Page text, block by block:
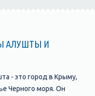
АЛУШТЫ И
- это город в Крыму,
Черного моря. Он